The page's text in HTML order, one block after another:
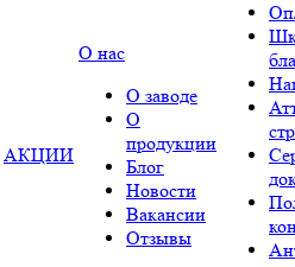
АКЦИИ
О нас
О заводе
О
продукции
Блог
Новости
Вакансии
Отзывы